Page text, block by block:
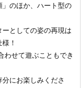
のほか、ハート型の
としての姿の再現は
！
わせて遊ぶこともでき
にお楽しみくださ